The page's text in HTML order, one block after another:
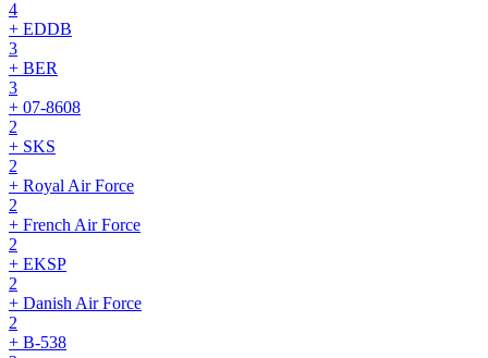
4
+ EDDB
3
+ BER
3
+ 07-8608
2
+ SKS
2
+ Royal Air Force
2
+ French Air Force
2
+ EKSP
2
+ Danish Air Force
2
+ B-538